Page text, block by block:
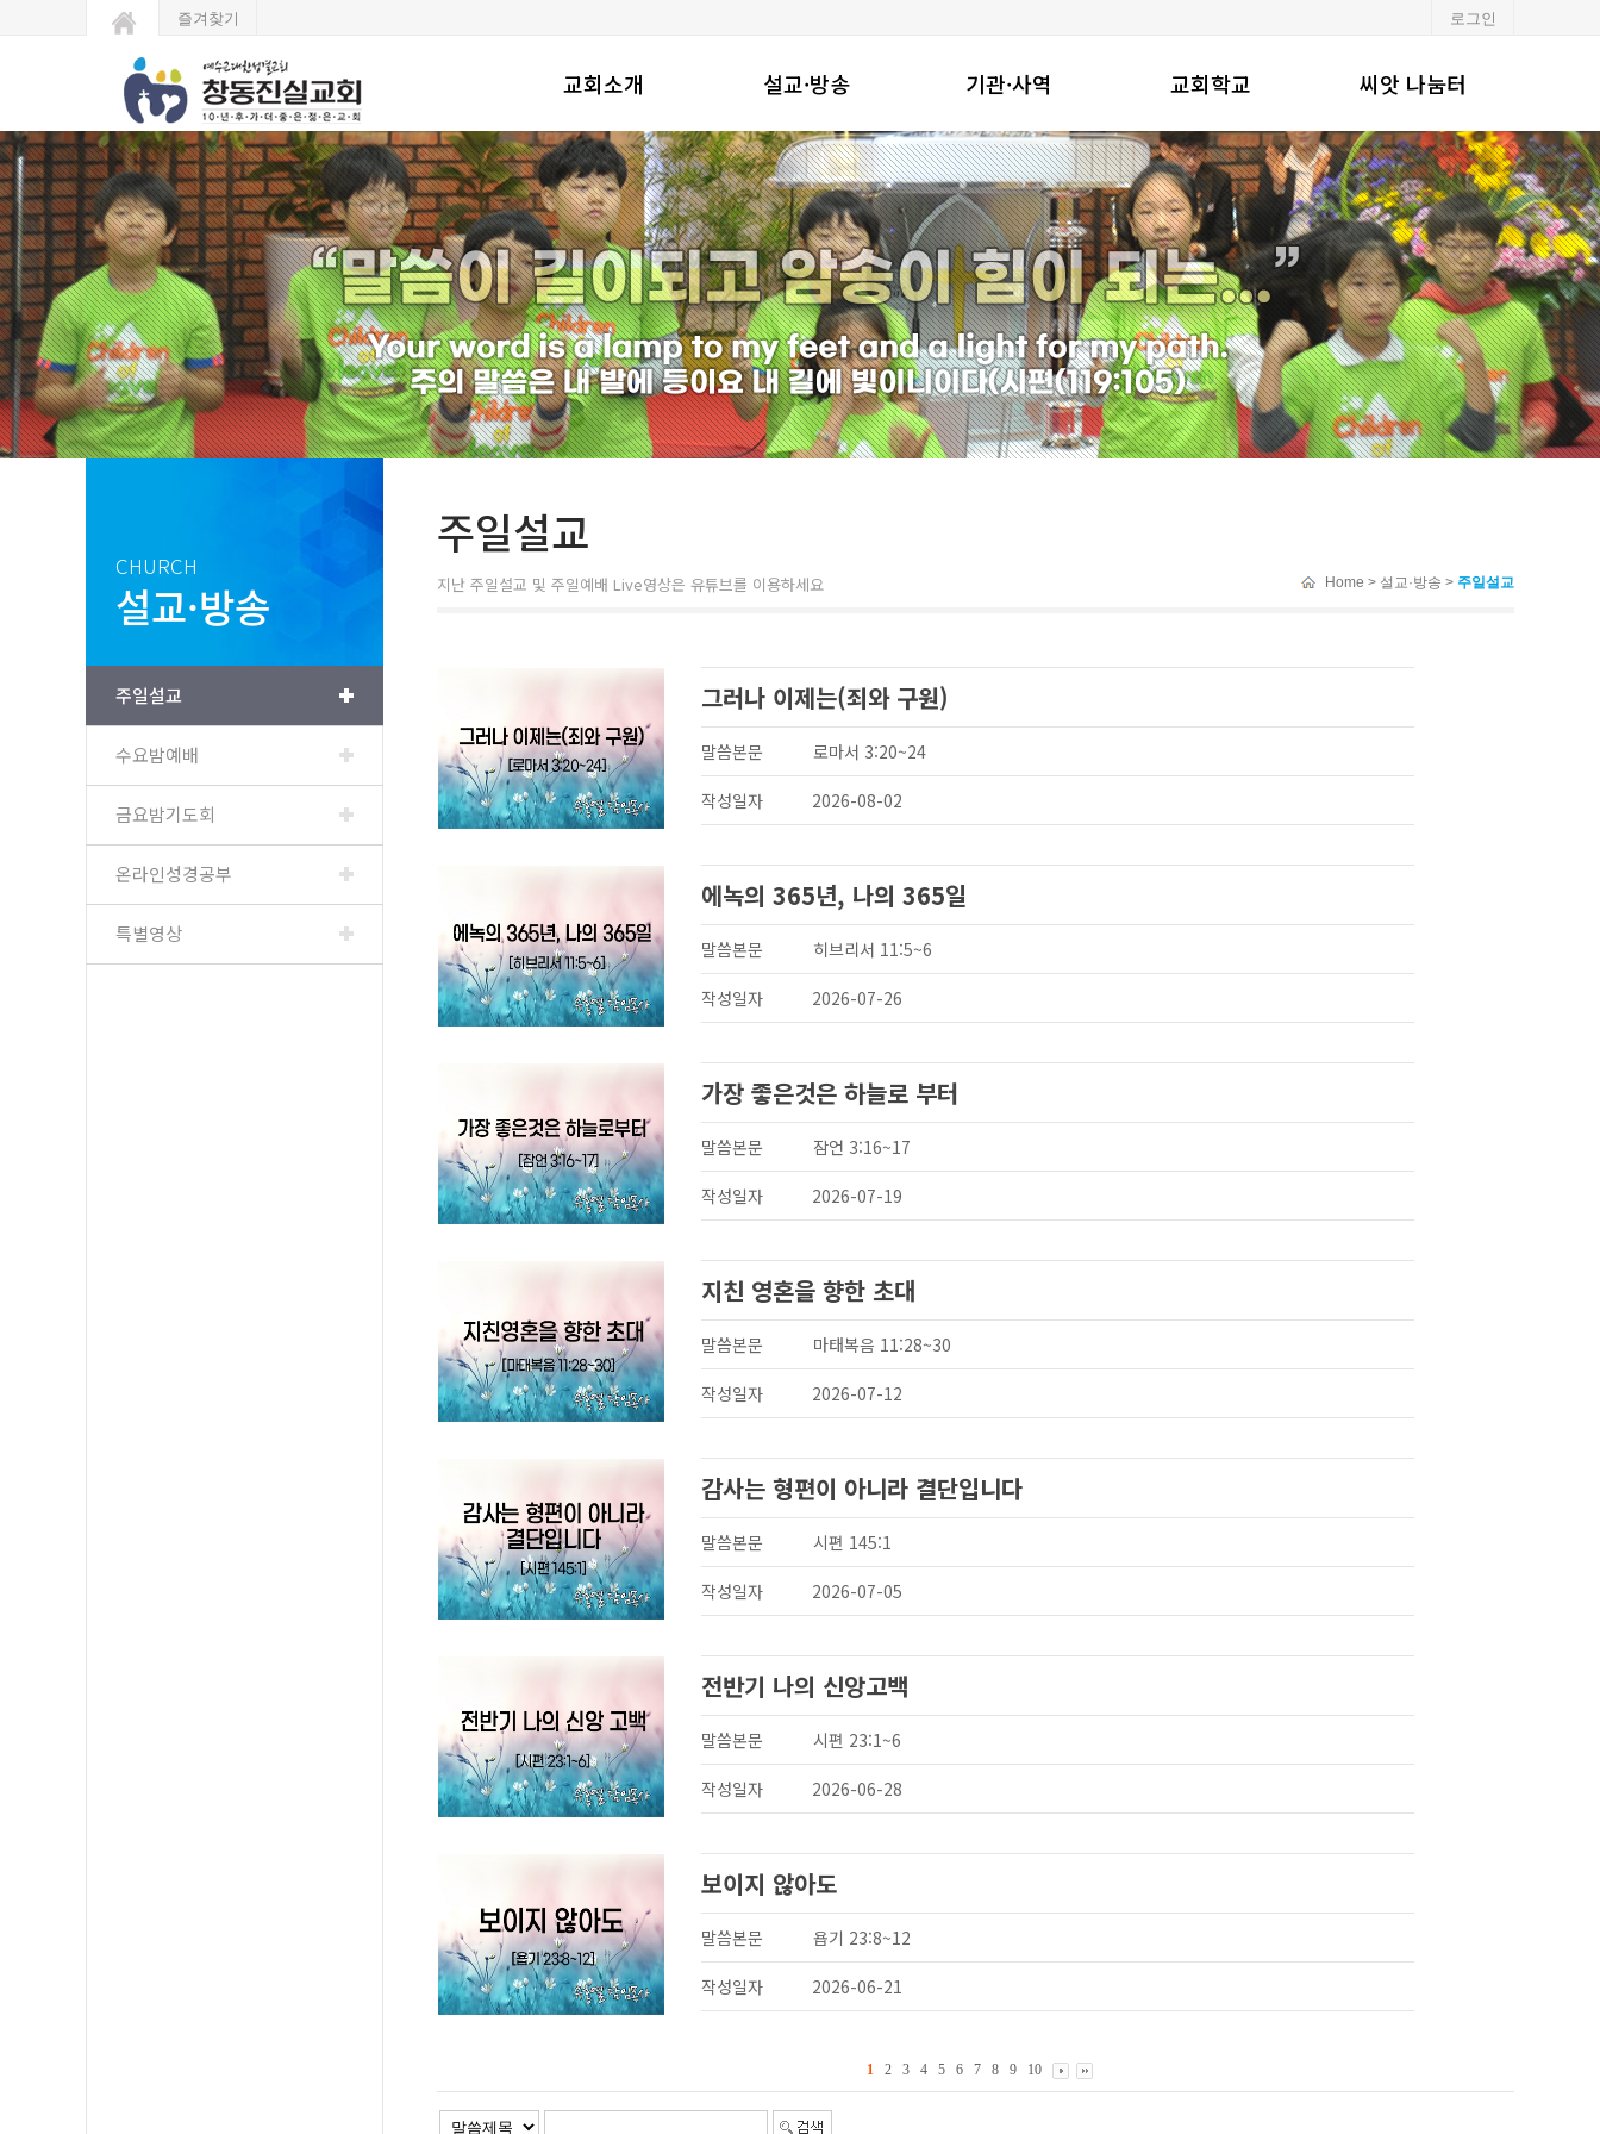
즐겨찾기 로그인
교회소개
창동진실교회는
교회연혁
예배안내
섬기는 이들
찾아오시는길
설교·방송
주일설교
수요밤예배
금요밤기도회
온라인성경공부
특별영상
기관·사역
기관
지역사회와함께
선교사역
교회학교
유·초등부
중·고등부
청년부
씨앗 나눔터
알려드립니다
포토갤러리
행사일정
교회주보
강단기도문
CHURCH
설교·방송
주일설교
수요밤예배
금요밤기도회
온라인성경공부
특별영상
주일설교
지난 주일설교 및 주일예배 Live영상은 유튜브를 이용하세요 Home > 설교·방송 > 주일설교
그러나 이제는(죄와 구원)
말씀본문 로마서 3:20~24
작성일자 2026-08-02
에녹의 365년, 나의 365일
말씀본문 히브리서 11:5~6
작성일자 2026-07-26
가장 좋은것은 하늘로 부터
말씀본문 잠언 3:16~17
작성일자 2026-07-19
지친 영혼을 향한 초대
말씀본문 마태복음 11:28~30
작성일자 2026-07-12
감사는 형편이 아니라 결단입니다
말씀본문 시편 145:1
작성일자 2026-07-05
전반기 나의 신앙고백
말씀본문 시편 23:1~6
작성일자 2026-06-28
보이지 않아도
말씀본문 욥기 23:8~12
작성일자 2026-06-21
1 2 3 4 5 6 7 8 9 10